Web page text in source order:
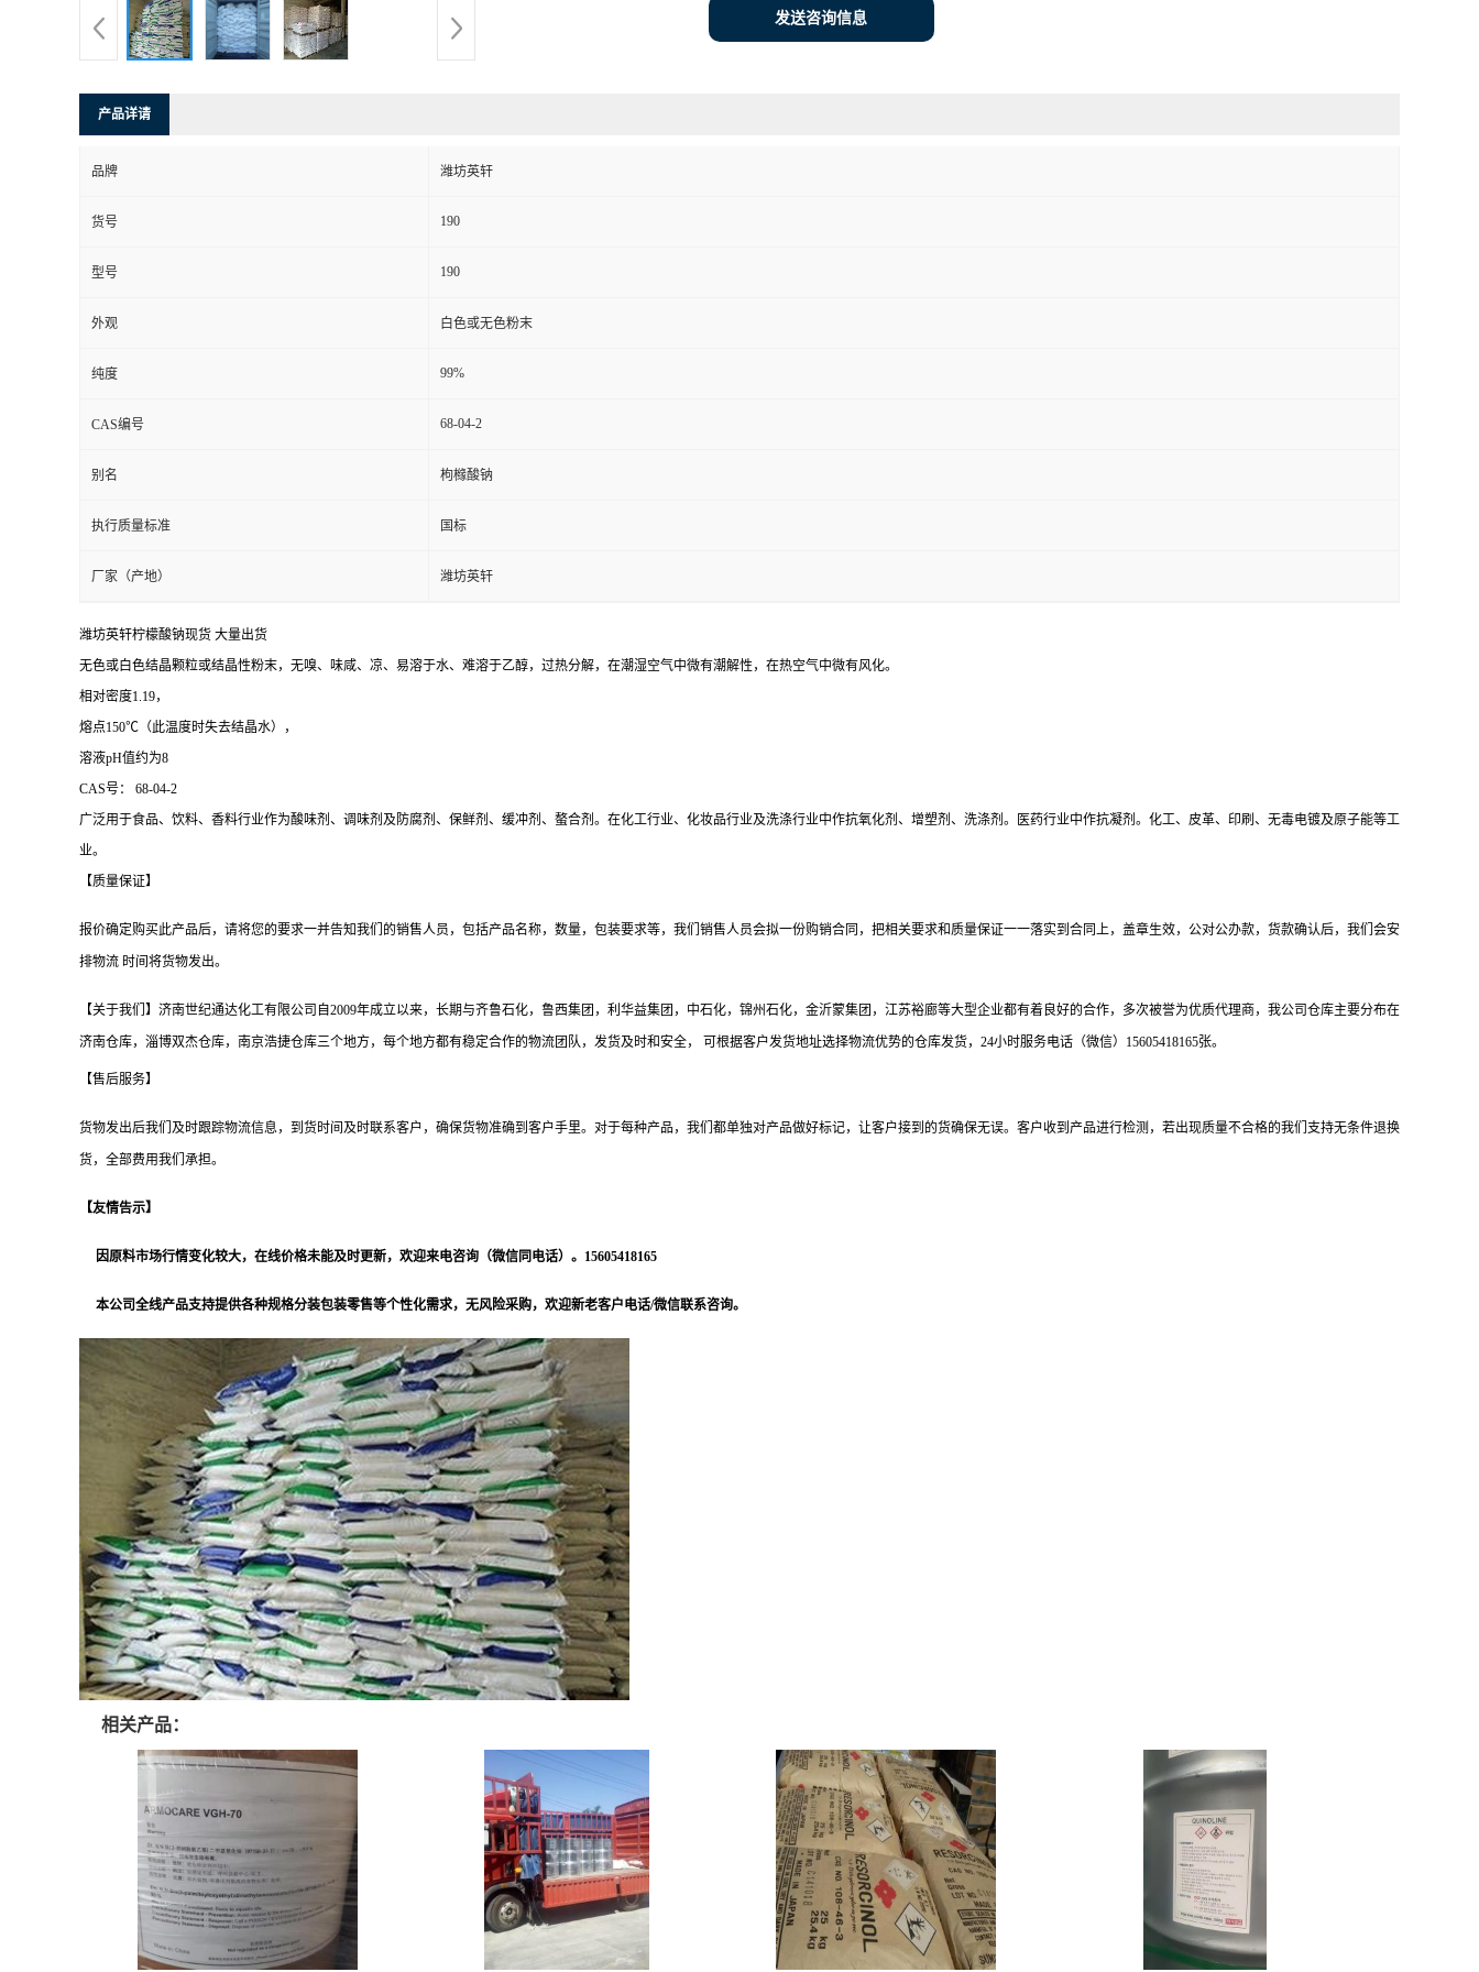
发送咨询信息
产品详请
品牌 潍坊英轩
货号 190
型号 190
外观 白色或无色粉末
纯度 99%
CAS编号 68-04-2
别名 枸橼酸钠
执行质量标准 国标
厂家（产地） 潍坊英轩
潍坊英轩柠檬酸钠现货 大量出货
无色或白色结晶颗粒或结晶性粉末，无嗅、味咸、凉、易溶于水、难溶于乙醇，过热分解，在潮湿空气中微有潮解性，在热空气中微有风化。
相对密度1.19，
熔点150℃（此温度时失去结晶水），
溶液pH值约为8
CAS号： 68-04-2
广泛用于食品、饮料、香料行业作为酸味剂、调味剂及防腐剂、保鲜剂、缓冲剂、螯合剂。在化工行业、化妆品行业及洗涤行业中作抗氧化剂、增塑剂、洗涤剂。医药行业中作抗凝剂。化工、皮革、印刷、无毒电镀及原子能等工
业。
【质量保证】
报价确定购买此产品后，请将您的要求一并告知我们的销售人员，包括产品名称，数量，包装要求等，我们销售人员会拟一份购销合同，把相关要求和质量保证一一落实到合同上，盖章生效，公对公办款，货款确认后，我们会安
排物流 时间将货物发出。
【关于我们】济南世纪通达化工有限公司自2009年成立以来，长期与齐鲁石化，鲁西集团，利华益集团，中石化，锦州石化，金沂蒙集团，江苏裕廊等大型企业都有着良好的合作，多次被誉为优质代理商，我公司仓库主要分布在
济南仓库，淄博双杰仓库，南京浩捷仓库三个地方，每个地方都有稳定合作的物流团队，发货及时和安全， 可根据客户发货地址选择物流优势的仓库发货，24小时服务电话（微信）15605418165张。
【售后服务】
货物发出后我们及时跟踪物流信息，到货时间及时联系客户，确保货物准确到客户手里。对于每种产品，我们都单独对产品做好标记，让客户接到的货确保无误。客户收到产品进行检测，若出现质量不合格的我们支持无条件退换
货，全部费用我们承担。
【友情告示】
因原料市场行情变化较大，在线价格未能及时更新，欢迎来电咨询（微信同电话）。15605418165
本公司全线产品支持提供各种规格分装包装零售等个性化需求，无风险采购，欢迎新老客户电话/微信联系咨询。
相关产品：